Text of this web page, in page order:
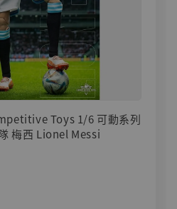
Toys 1/6 可動系列
梅西 Lionel Messi